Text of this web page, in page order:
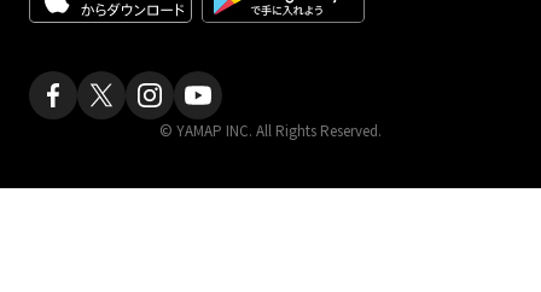
© YAMAP INC. All Rights Reserved.